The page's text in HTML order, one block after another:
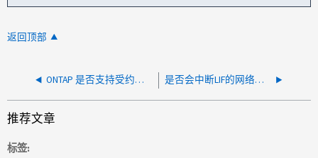
返回顶部
ONTAP 是否支持受约束的委托？ 是否会中断LIF的网络掩码？
推荐文章
标签